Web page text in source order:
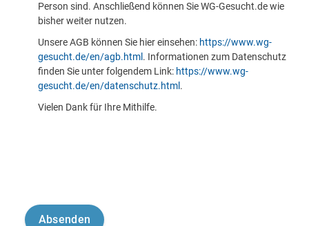
Person sind. Anschließend können Sie WG-Gesucht.de wie
bisher weiter nutzen.
Unsere AGB können Sie hier einsehen: https://www.wg-
gesucht.de/en/agb.html . Informationen zum Datenschutz
finden Sie unter folgendem Link: https://www.wg-
gesucht.de/en/datenschutz.html .
Vielen Dank für Ihre Mithilfe.